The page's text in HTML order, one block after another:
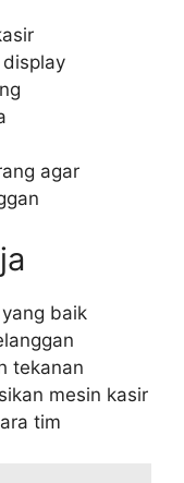
agar
baik
tekanan
mesin kasir
tim